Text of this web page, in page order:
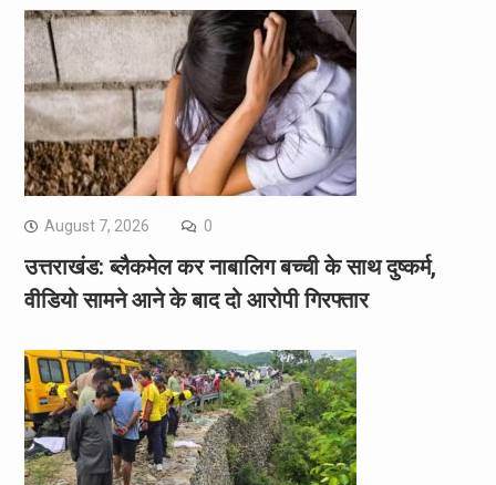
August 7, 2026 0
उत्तराखंड: ब्लैकमेल कर नाबालिग बच्ची के साथ दुष्कर्म,
वीडियो सामने आने के बाद दो आरोपी गिरफ्तार